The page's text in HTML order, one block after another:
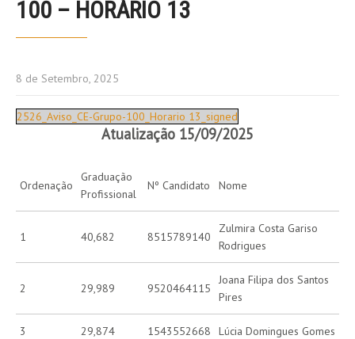
100 – HORÁRIO 13
8 de Setembro, 2025
2526_Aviso_CE-Grupo-100_Horario 13_signed
Atualização 15/09/2025
Ordenação
Graduação
Profissional
Nº Candidato Nome
1 40,682 8515789140
Zulmira Costa Gariso
Rodrigues
2 29,989 9520464115
Joana Filipa dos Santos
Pires
3 29,874 1543552668 Lúcia Domingues Gomes